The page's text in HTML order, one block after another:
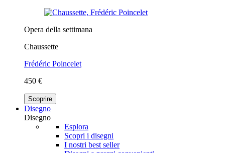
Opera della settimana
Chaussette
Frédéric Poincelet
450 €
Scoprire
Disegno
Disegno
Esplora
Scopri i disegni
I nostri best seller